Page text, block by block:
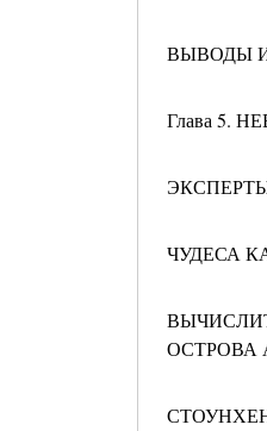
ВЫВОДЫ
Глава 5.
ЧУДЕСА
ОСТРОВА